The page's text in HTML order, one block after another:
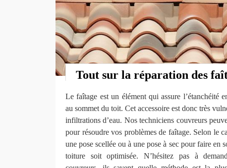
Tout sur la réparation des
Le faîtage est un élément qui assure l’étanchéité
au sommet du toit. Cet accessoire est donc très
infiltrations d’eau. Nos techniciens couvreurs
pour résoudre vos problèmes de faîtage. Selon le
une pose scellée ou à une pose à sec pour faire en
toiture soit optimisée. N’hésitez pas à